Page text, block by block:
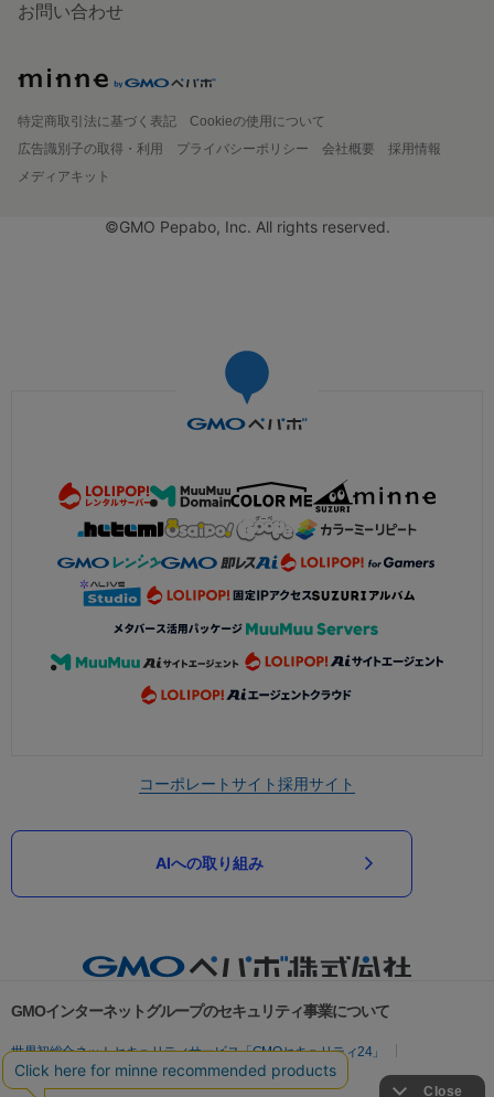
お問い合わせ
特定商取引法に基づく表記
Cookieの使用について
広告識別子の取得・利用
プライバシーポリシー 会社概要
採用情報
メディアキット
©GMO Pepabo, Inc. All rights reserved.
コーポレートサイト採用サイト
AIへの取り組み
GMOインターネットグループのセキュリティ事業について
世界初総合ネットセキュリティサービス「GMOセキュリティ24」
パスワード漏洩診断
Webサイトリスク診断